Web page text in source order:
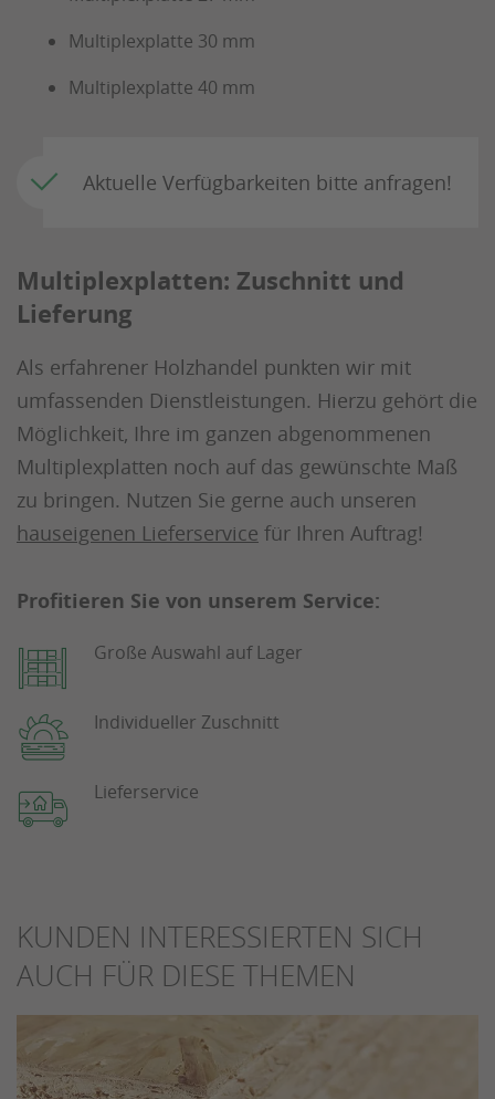
Multiplexplatte 30 mm
Multiplexplatte 40 mm
Aktuelle Verfügbarkeiten bitte anfragen!
Multiplexplatten: Zuschnitt und
Lieferung
Als erfahrener Holzhandel punkten wir mit
umfassenden Dienstleistungen. Hierzu gehört die
Möglichkeit, Ihre im ganzen abgenommenen
Multiplexplatten noch auf das gewünschte Maß
zu bringen. Nutzen Sie gerne auch unseren
hauseigenen Lieferservice für Ihren Auftrag!
Profitieren Sie von unserem Service:
Große Auswahl auf Lager
Individueller Zuschnitt
Lieferservice
KUNDEN INTERESSIERTEN SICH
AUCH FÜR DIESE THEMEN